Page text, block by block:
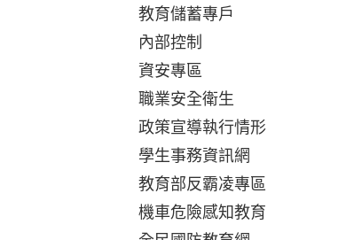
教育儲蓄專戶
內部控制
資安專區
職業安全衛生
政策宣導執行情形
學生事務資訊網
教育部反霸凌專區
機車危險感知教育